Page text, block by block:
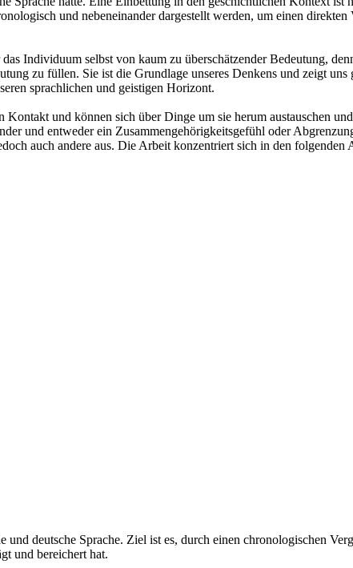
und nebeneinander dargestellt werden, um einen direkten
Individuum selbst von kaum zu überschätzender Bedeutung,
zu füllen. Sie ist die Grundlage unseres Denkens und zeigt
sprachlichen und geistigen Horizont.
und können sich über Dinge um sie herum austauschen
und entweder ein Zusammengehörigkeitsgefühl oder
auch andere aus. Die Arbeit konzentriert sich in den folgenden
deutsche Sprache. Ziel ist es, durch einen chronologischen
und bereichert hat.